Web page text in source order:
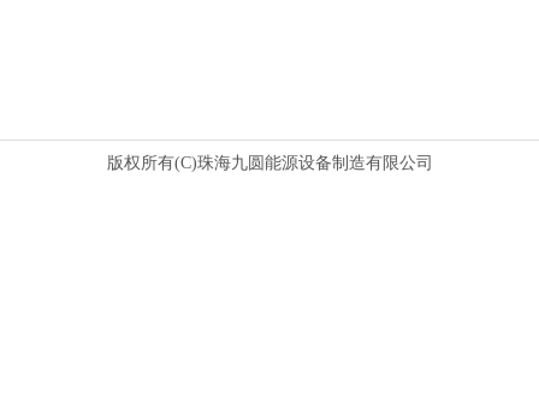
版权所有(C)珠海九圆能源设备制造有限公司